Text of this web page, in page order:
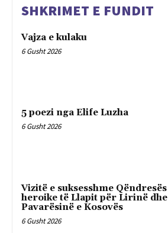
SHKRIMET E FUNDIT
Vajza e kulaku
6 Gusht 2026
5 poezi nga Elife Luzha
6 Gusht 2026
Vizitë e suksesshme Qëndresës
heroike të Llapit për Lirinë dhe
Pavarësinë e Kosovës
6 Gusht 2026